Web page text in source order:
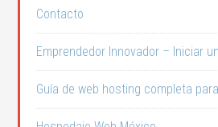
Contacto
Emprendedor Innovador – Iniciar
Guía de web hosting completa